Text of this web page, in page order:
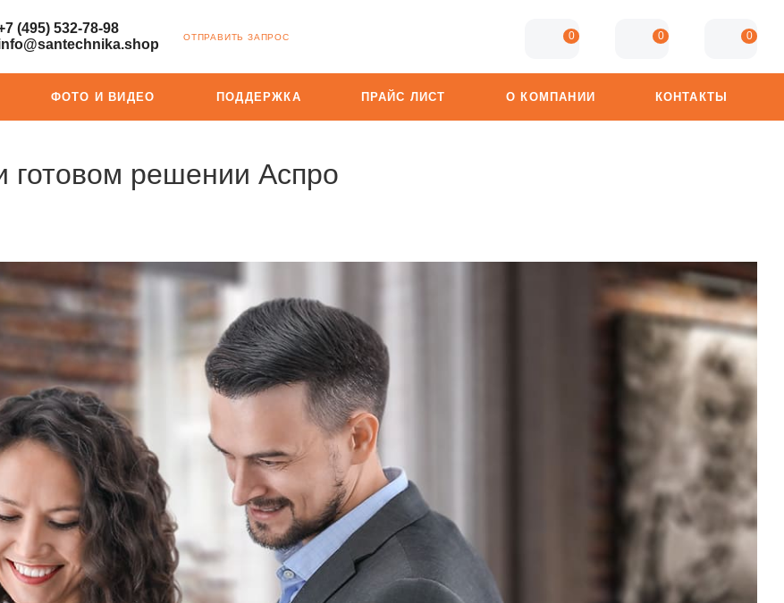
(495) 532-78-98
ОТПРАВИТЬ ЗАПРОС 0 0 0
ФОТО И ВИДЕО ПОДДЕРЖКА ПРАЙС ЛИСТ О КОМПАНИИ КОНТАКТЫ
готовом решении Аспро